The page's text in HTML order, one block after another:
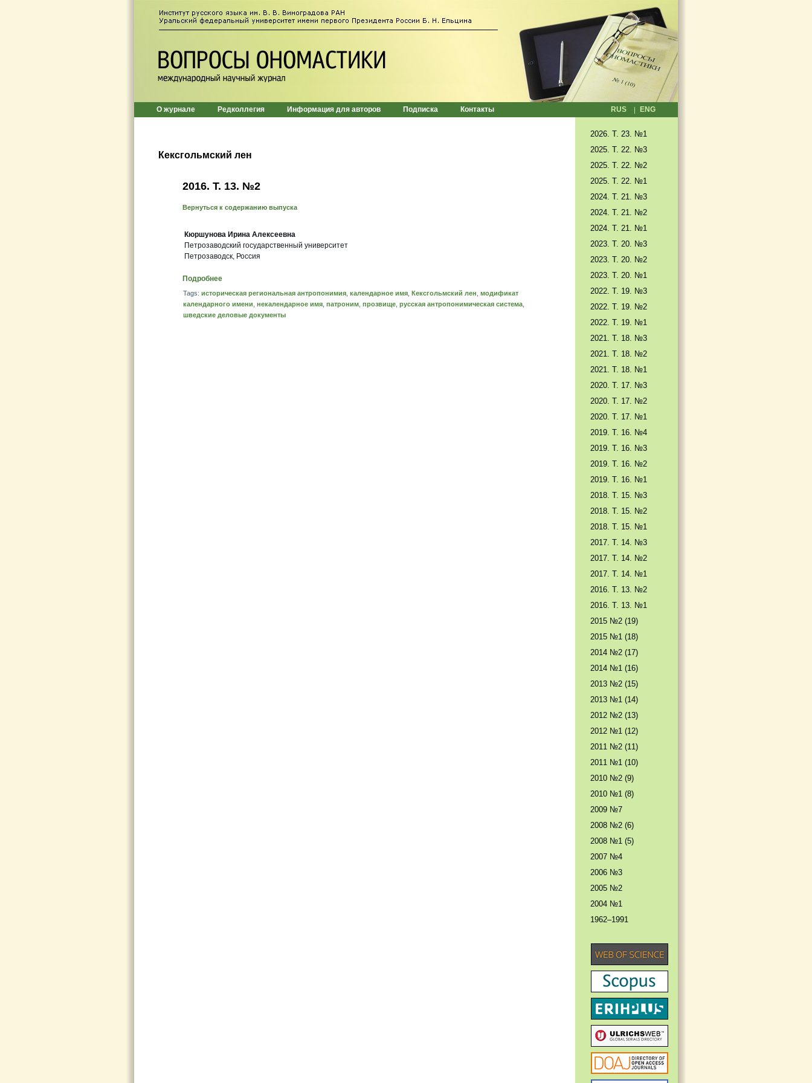
О журнале Редколлегия Информация для авторов Подписка Контакты RUS ENG
Кексгольмский лен
2016. Т. 13. №2
Вернуться к содержанию выпуска
Кюршунова Ирина Алексеевна
Петрозаводский государственный университет
Петрозаводск, Россия
Подробнее
Tags: историческая региональная антропонимия календарное имя Кексгольмский лен модификат
календарного имени некалендарное имя патроним прозвище русская антропонимическая система
шведские деловые документы
2026. T. 23. №1
2025. T. 22. №3
2025. Т. 22. №2
2025. Т. 22. №1
2024. Т. 21. №3
2024. Т. 21. №2
2024. Т. 21. №1
2023. Т. 20. №3
2023. Т. 20. №2
2023. Т. 20. №1
2022. Т. 19. №3
2022. Т. 19. №2
2022. Т. 19. №1
2021. Т. 18. №3
2021. Т. 18. №2
2021. Т. 18. №1
2020. Т. 17. №3
2020. Т. 17. №2
2020. Т. 17. №1
2019. Т. 16. №4
2019. Т. 16. №3
2019. Т. 16. №2
2019. Т. 16. №1
2018. Т. 15. №3
2018. Т. 15. №2
2018. Т. 15. №1
2017. T. 14. №3
2017. T. 14. №2
2017. T. 14. №1
2016. T. 13. №2
2016. T. 13. №1
2015 №2 (19)
2015 №1 (18)
2014 №2 (17)
2014 №1 (16)
2013 №2 (15)
2013 №1 (14)
2012 №2 (13)
2012 №1 (12)
2011 №2 (11)
2011 №1 (10)
2010 №2 (9)
2010 №1 (8)
2009 №7
2008 №2 (6)
2008 №1 (5)
2007 №4
2006 №3
2005 №2
2004 №1
1962–1991